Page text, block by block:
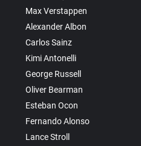
Max Verstappen
Alexander Albon
Carlos Sainz
Kimi Antonelli
George Russell
Oliver Bearman
Esteban Ocon
Fernando Alonso
Lance Stroll